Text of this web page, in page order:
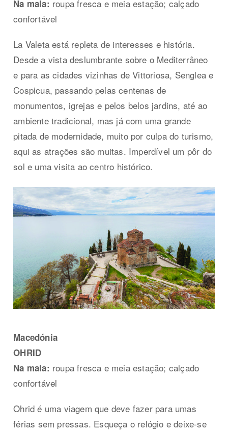
Na mala: roupa fresca e meia estação; calçado
confortável
La Valeta está repleta de interesses e história.
Desde a vista deslumbrante sobre o Mediterrâneo
e para as cidades vizinhas de Vittoriosa, Senglea e
Cospicua, passando pelas centenas de
monumentos, igrejas e pelos belos jardins, até ao
ambiente tradicional, mas já com uma grande
pitada de modernidade, muito por culpa do turismo,
aqui as atrações são muitas. Imperdível um pôr do
sol e uma visita ao centro histórico.
Macedónia
OHRID
Na mala: roupa fresca e meia estação; calçado
confortável
Ohrid é uma viagem que deve fazer para umas
férias sem pressas. Esqueça o relógio e deixe-se